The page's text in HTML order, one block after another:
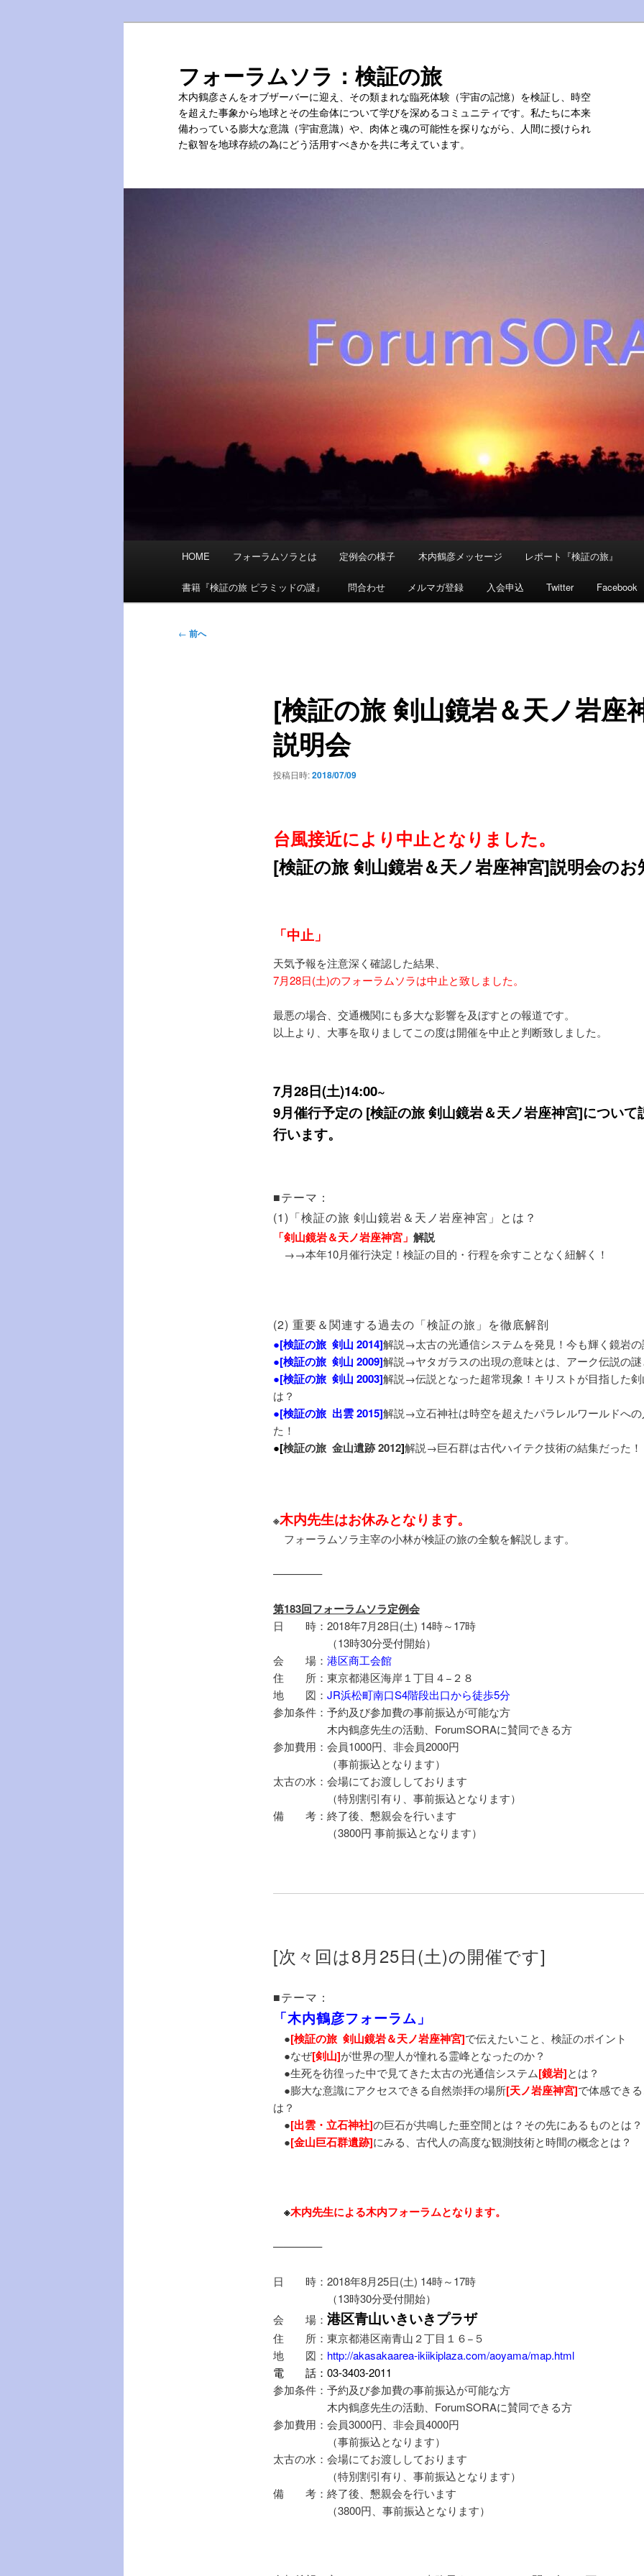
フォーラムソラ：検証の旅
木内鶴彦さんをオブザーバーに迎え、その類まれな臨死体験（宇宙の記憶）を検証し、時空
を超えた事象から地球とその生命体について学びを深めるコミュニティです。私たちに本来
備わっている膨大な意識（宇宙意識）や、肉体と魂の可能性を探りながら、人間に授けられ
た叡智を地球存続の為にどう活用すべきかを共に考えています。
メ
HOME フォーラムソラとは 定例会の様子 木内鶴彦メッセージ レポート『検証の旅』
書籍『検証の旅 ピラミッドの謎』 問合わせ メルマガ登録 入会申込 Twitter Facebook
投
← 前へ
[検証の旅 剣山鏡岩＆天ノ岩座
説明会
投稿日時:2018/07/09
台風接近により中止となりました。
[検証の旅 剣山鏡岩＆天ノ岩座神宮]説明会のお
「中止」
天気予報を注意深く確認した結果、
7月28日(土)のフォーラムソラは中止と致しました。
最悪の場合、交通機関にも多大な影響を及ぼすとの報道です。
以上より、大事を取りましてこの度は開催を中止と判断致しました。
7月28日(土)14:00~
9月催行予定の [検証の旅 剣山鏡岩＆天ノ岩座神宮]について
行います。
■テーマ：
(1)「検証の旅 剣山鏡岩＆天ノ岩座神宮」とは？
「剣山鏡岩＆天ノ岩座神宮」 解説
→→本年10月催行決定！検証の目的・行程を余すことなく紐解く！
(2) 重要＆関連する過去の「検証の旅」を徹底解剖
●[検証の旅 剣山 2014]解説→太古の光通信システムを発見！今も輝く鏡岩
●[検証の旅 剣山 2009]解説→ヤタガラスの出現の意味とは、アーク伝説の
●[検証の旅 剣山 2003]解説→伝説となった超常現象！キリストが目指した
は？
●[検証の旅 出雲 2015]解説→立石神社は時空を超えたパラレルワールドへ
た！
●[検証の旅 金山遺跡 2012]解説→巨石群は古代ハイテク技術の結集だった！
※木内先生はお休みとなります。
フォーラムソラ主宰の小林が検証の旅の全貌を解説します。
————–
第183回フォーラムソラ定例会
日 時：2018年7月28日(土) 14時～17時
（13時30分受付開始）
会 場： 港区商工会館
住 所：東京都港区海岸１丁目４−２８
地 図： JR浜松町南口S4階段出口から徒歩5分
参加条件：予約及び参加費の事前振込が可能な方
木内鶴彦先生の活動、ForumSORAに賛同できる方
参加費用：会員1000円、非会員2000円
（事前振込となります）
太古の水：会場にてお渡ししております
（特別割引有り、事前振込となります）
備 考：終了後、懇親会を行います
（3800円 事前振込となります）
[次々回は8月25日(土)の開催です]
■テーマ：
「木内鶴彦フォーラム」
●[検証の旅 剣山鏡岩＆天ノ岩座神宮]で伝えたいこと、検証のポイント
●なぜ[剣山]が世界の聖人が憧れる霊峰となったのか？
●生死を彷徨った中で見てきた太古の光通信システム[鏡岩]とは？
●膨大な意識にアクセスできる自然崇拝の場所[天ノ岩座神宮]で体感でき
は？
●[出雲・立石神社]の巨石が共鳴した亜空間とは？その先にあるものとは？
●[金山巨石群遺跡]にみる、古代人の高度な観測技術と時間の概念とは？
※木内先生による木内フォーラムとなります。
————–
日 時：2018年8月25日(土) 14時～17時
（13時30分受付開始）
会 場： 港区青山いきいきプラザ
住 所：東京都港区南青山２丁目１６−５
地 図： http://akasakaarea-ikiikiplaza.com/aoyama/map.html
電 話：03-3403-2011
参加条件：予約及び参加費の事前振込が可能な方
木内鶴彦先生の活動、ForumSORAに賛同できる方
参加費用：会員3000円、非会員4000円
（事前振込となります）
太古の水：会場にてお渡ししております
（特別割引有り、事前振込となります）
備 考：終了後、懇親会を行います
（3800円、事前振込となります）